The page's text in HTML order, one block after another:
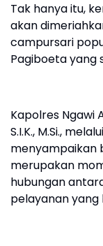
Tak hanya itu,
akan
campursari
Pagiboeta yang
Kapolres Ngawi
S.I.K., M.Si.,
menyampaikan
merupakan
hubungan
pelayanan yang